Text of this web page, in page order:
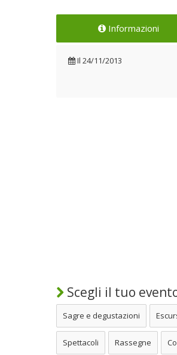
Informazioni
Il 24/11/2013
Scegli il tuo
Sagre e degustazioni
Spettacoli Rassegne